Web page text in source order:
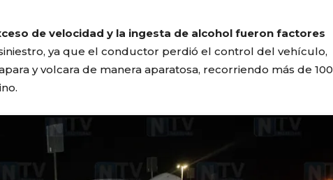
de velocidad y la ingesta de alcohol fueron factores
ya que el conductor perdió el control del vehículo,
y volcara de manera aparatosa, recorriendo más de 100